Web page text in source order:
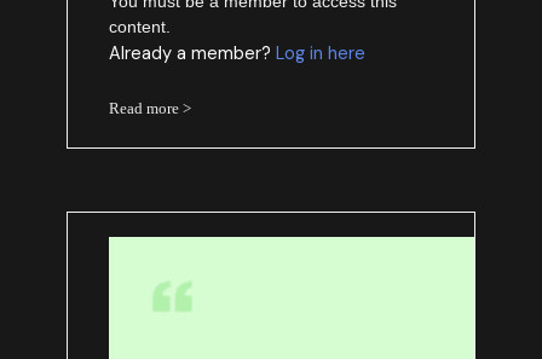
content.
Already a member?Log in here
Read more >